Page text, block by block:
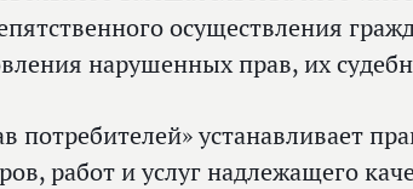
осуществления
нарушенных прав, их
потребителей» устанавливает
работ и услуг надлежащего